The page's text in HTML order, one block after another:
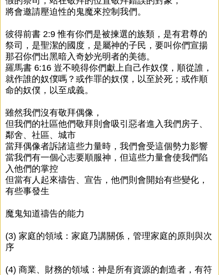
將會邀請壓迫性的鬼魔來控制我們。
彼得前書 2:9 惟有你們是被揀選的族類，是有君尊的
祭司，是聖潔的國度，是屬神的子民，要叫你們宣揚
那召你們出黑暗入奇妙光明者的美德。
羅馬書 6:16 豈不曉得你們獻上自己作奴僕，順從誰，
就作誰的奴僕嗎？或作罪的奴僕，以至於死；或作順
命的奴僕，以至成義。
雖然我們沒有敬拜偶像，
但我們的社區他們敬拜則會吸引惡者進入我們房子、
鄰舍、社區、城市
當拜偶像者訴諸這些力量時，我們會受這個勢力影響
當我們有一個心志要順服神，但這些力量會使我們陷
入他們的掌控
但當有人起來禱告、宣告，他們則會開始有些變化，
有些事發生
魔鬼知道禱告的能力
(3) 家庭的領域：家庭乃講關係，管理家庭的原則與次
序
(4) 商業、財務的領域：神是所有資源的創造者，有符